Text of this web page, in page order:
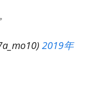
2019年